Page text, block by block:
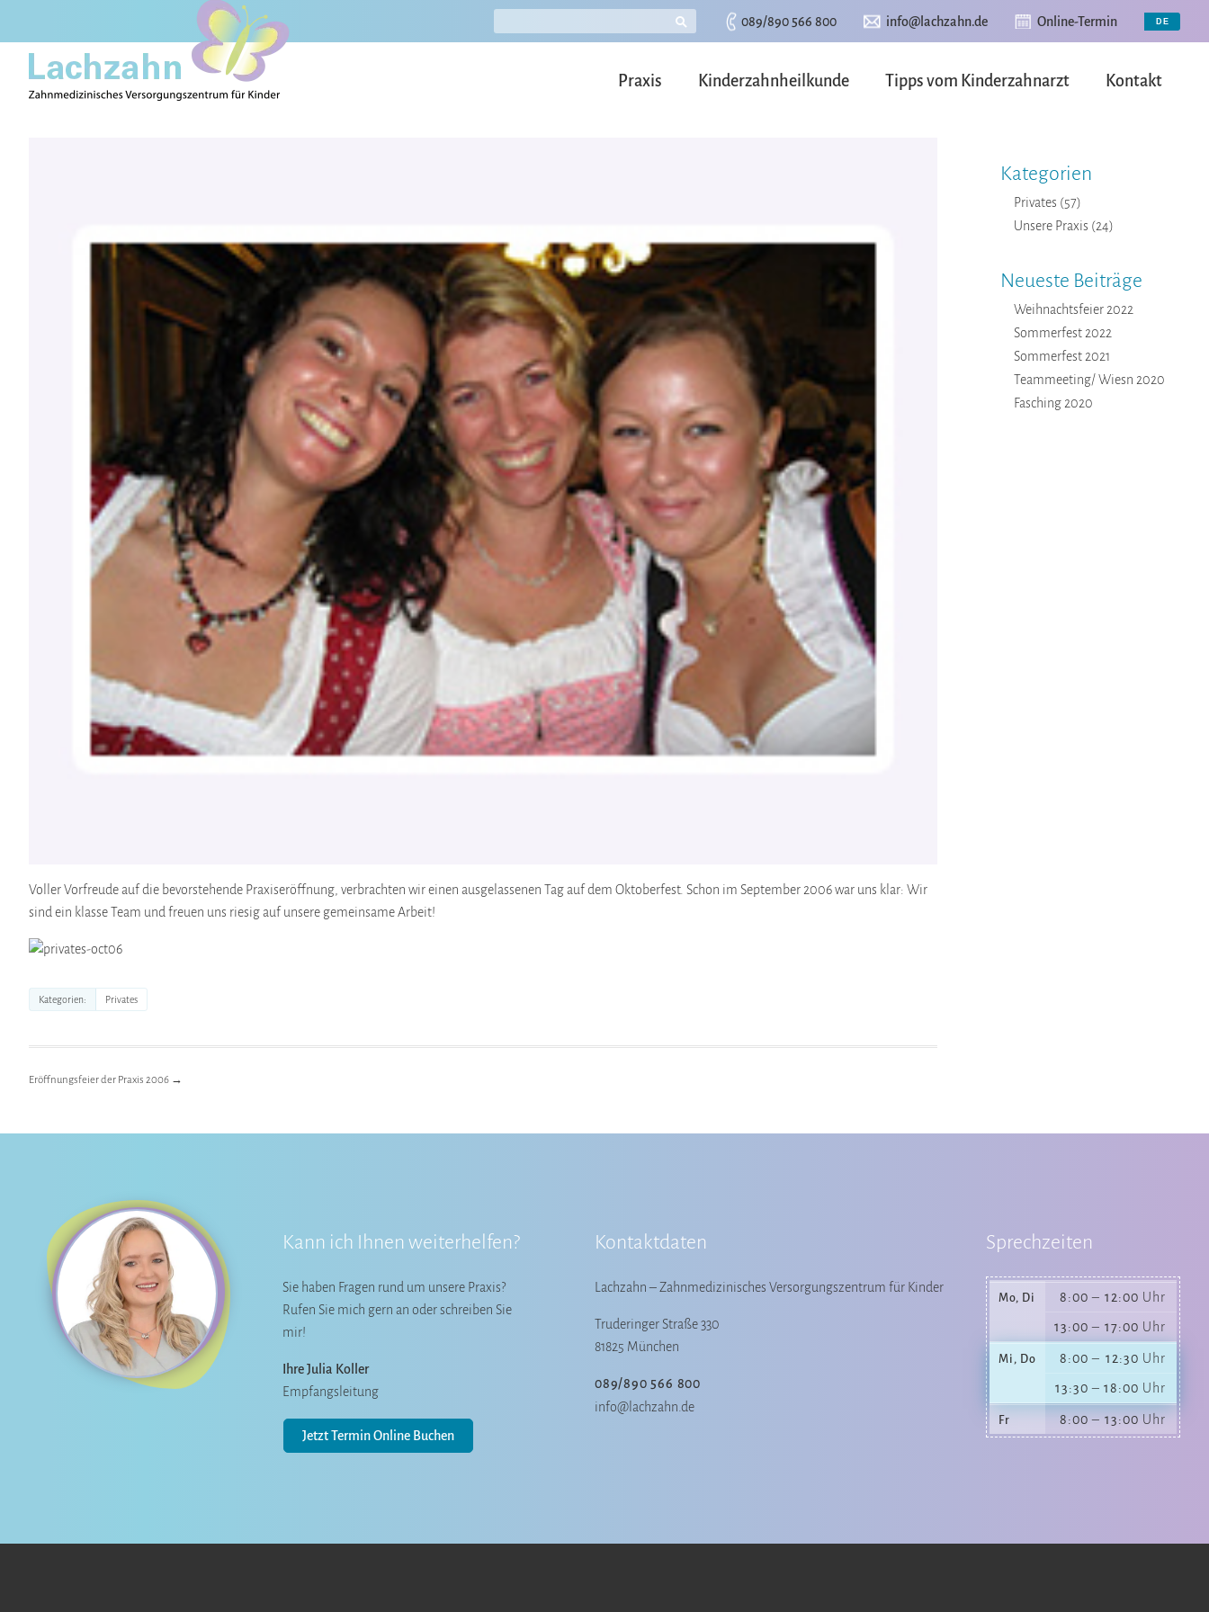
089/890 566 800 info@lachzahn.de Online-Termin
Praxis Kinderzahnheilkunde Tipps vom Kinderzahnarzt Kontakt
Voller Vorfreude auf die bevorstehende Praxiseröffnung, verbrachten wir einen ausgelassenen Tag auf dem Oktoberfest. Schon im September 2006 war uns klar: Wir
sind ein klasse Team und freuen uns riesig auf unsere gemeinsame Arbeit!
Kategorien Privates
Eröffnungsfeier der Praxis 2006 →
Kategorien
Privates (57)
Unsere Praxis (24)
Neueste Beiträge
Weihnachtsfeier 2022
Sommerfest 2022
Sommerfest 2021
Teammeeting/ Wiesn 2020
Fasching 2020
Kann ich Ihnen weiterhelfen?
Sie haben Fragen rund um unsere Praxis?
Rufen Sie mich gern an oder schreiben Sie
mir!
Ihre Julia Koller
Empfangsleitung
Jetzt Termin Online Buchen
Kontaktdaten
Lachzahn – Zahnmedizinisches Versorgungszentrum für Kinder
Truderinger Straße 330
81825 München
089/890 566 800
info@lachzahn.de
Sprechzeiten
Mo, Di 8:00 – 12:00 Uhr
13:00 – 17:00 Uhr
Mi, Do 8:00 – 12:30 Uhr
13:30 – 18:00 Uhr
Fr 8:00 – 13:00 Uhr